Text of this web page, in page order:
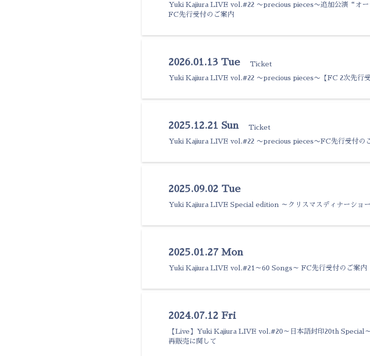
Yuki Kajiura LIVE vol.#22 〜precious pieces〜追加公演“オ
FC先行受付のご案内
2026.01.13 Tue
Ticket
Yuki Kajiura LIVE vol.#22 〜precious pieces〜【FC 2次先行
2025.12.21 Sun
Ticket
Yuki Kajiura LIVE vol.#22 〜precious pieces〜FC先行受付の
2025.09.02 Tue
Yuki Kajiura LIVE Special edition ～クリスマスディナーショ
2025.01.27 Mon
Yuki Kajiura LIVE vol.#21～60 Songs～ FC先行受付のご案内
2024.07.12 Fri
【Live】Yuki Kajiura LIVE vol.#20～日本語封印20th Special～
再販売に関して